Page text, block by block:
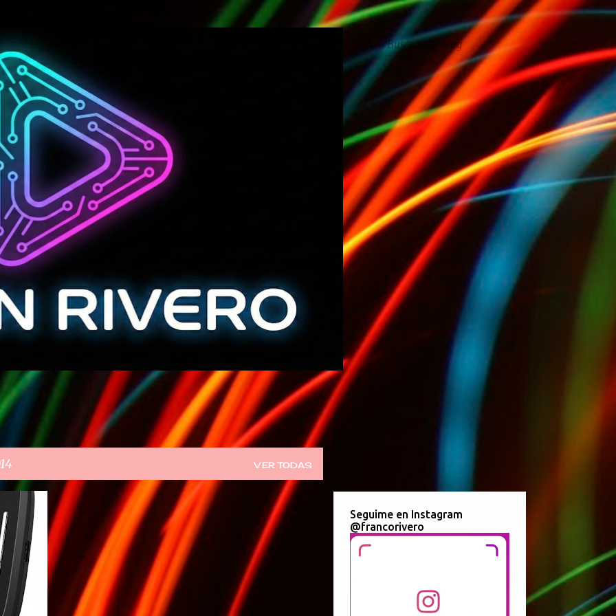
Ir al contenido principal
VER TODAS
Seguime en Instagram
@francorivero